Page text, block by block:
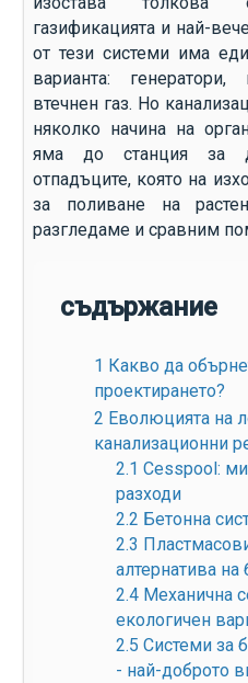
газификацията и най-
от тези системи има
варианта:
втечнен газ. Но
няколко начина на
яма до станция за
отпадъците, която на
за поливане на
разгледаме и сравним
съдържание
1 Какво да
проектирането?
2 Еволюцията на
канализационни
2.1 Cesspool:
разходи
2.2 Бетонна
2.3
алтернатива на
2.4 Механична
екологичен
2.5 Системи за
- най-доброто